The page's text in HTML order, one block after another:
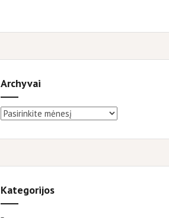
Archyvai
Archyvai
Kategorijos